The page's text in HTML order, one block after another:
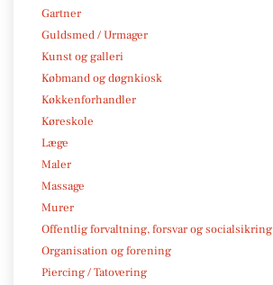
Gartner
Guldsmed / Urmager
Kunst og galleri
Købmand og døgnkiosk
Køkkenforhandler
Køreskole
Læge
Maler
Massage
Murer
Offentlig forvaltning, forsvar og socialsikring
Organisation og forening
Piercing / Tatovering